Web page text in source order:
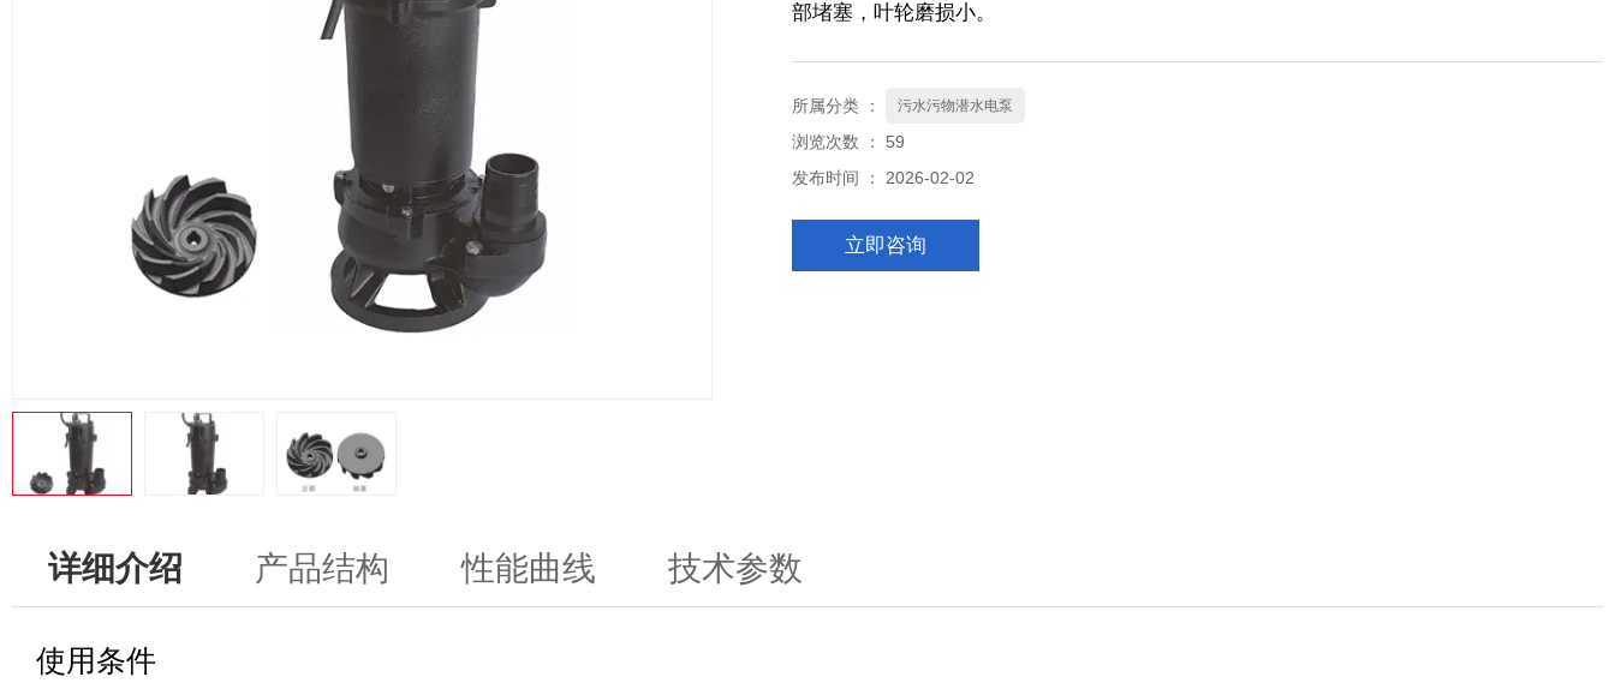
部堵塞，叶轮磨损小。
所属分类 ： 污水污物潜水电泵
浏览次数 ： 59
发布时间 ： 2026-02-02
立即咨询
详细介绍 产品结构 性能曲线 技术参数
使用条件